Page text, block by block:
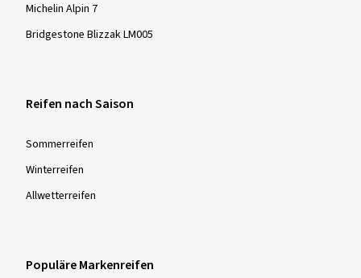
Michelin Alpin 7
Bridgestone Blizzak LM005
Reifen nach Saison
Sommer­reifen
Winter­reifen
Allwetter­reifen
Populäre Markenreifen